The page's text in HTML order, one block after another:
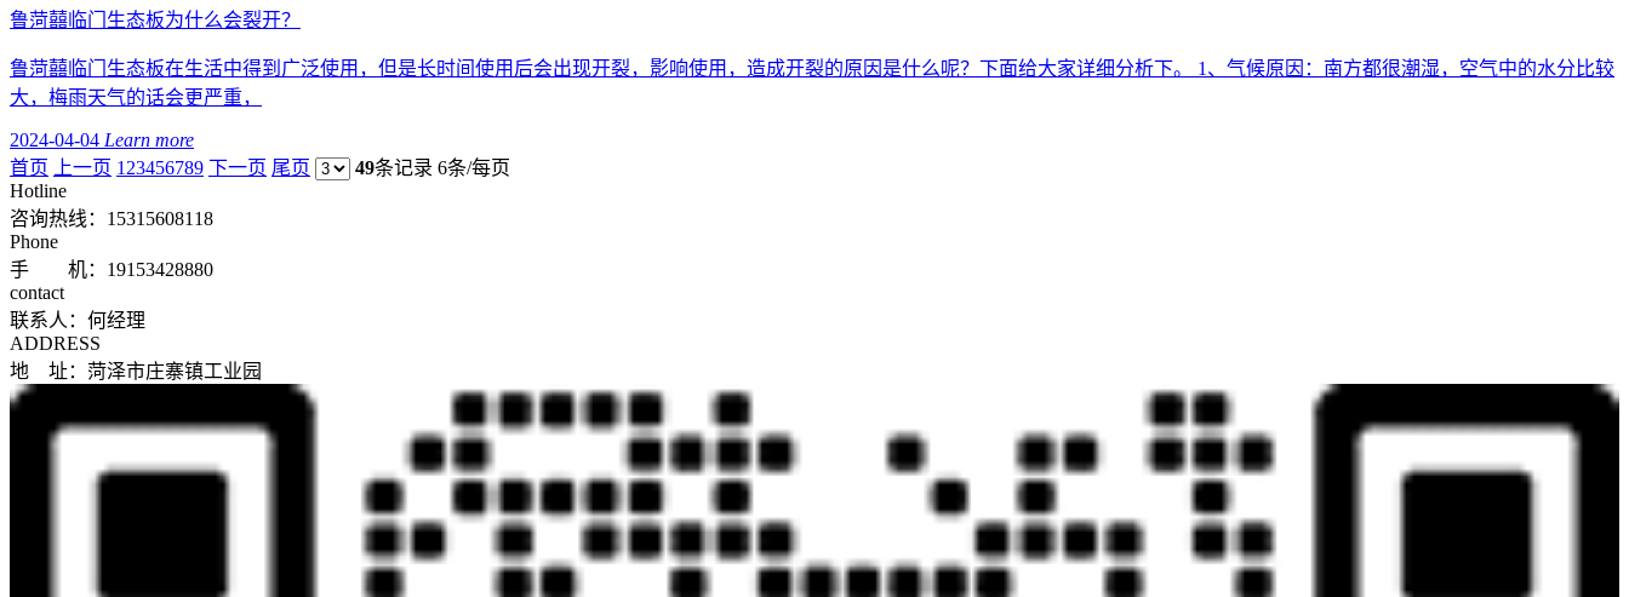
鲁菏囍临门生态板为什么会裂开？
鲁菏囍临门生态板在生活中得到广泛使用，但是长时间使用后会出现开裂，影响使用，造成开裂的原因是什么呢？下面给大家详细分析下。 1、气候原因：南方都很潮湿，空气中的水分比较
大，梅雨天气的话会更严重，
2024-04-04 Learn more
首页
上一页 1 23456789 下一页 尾页 49条记录 6条/每页
Hotline
咨询热线： 15315608118
Phone
手 机：19153428880
contact
联系人：何经理
ADDRESS
地 址：菏泽市庄寨镇工业园